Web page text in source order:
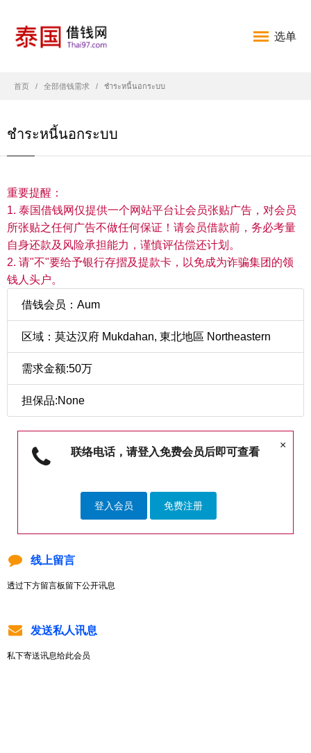
选单
首页 全部借钱需求 ชำระหนี้นอกระบบ
ชำระหนี้นอกระบบ
重要提醒：
1. 泰国借钱网仅提供一个网站平台让会员张贴广告，对会员
所张贴之任何广告不做任何保证！请会员借款前，务必考量
自身还款及风险承担能力，谨慎评估偿还计划。
2. 请"不"要给予银行存摺及提款卡，以免成为诈骗集团的领
钱人头户。
借钱会员：Aum
区域：莫达汉府 Mukdahan, 東北地區 Northeastern
需求金额:50万
担保品:None
×
联络电话，请登入免费会员后即可查看
登入会员 免费注册
线上留言
透过下方留言板留下公开讯息
发送私人讯息
私下寄送讯息给此会员